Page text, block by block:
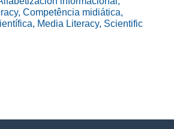
Competência midiática,
Media Literacy, Scientific